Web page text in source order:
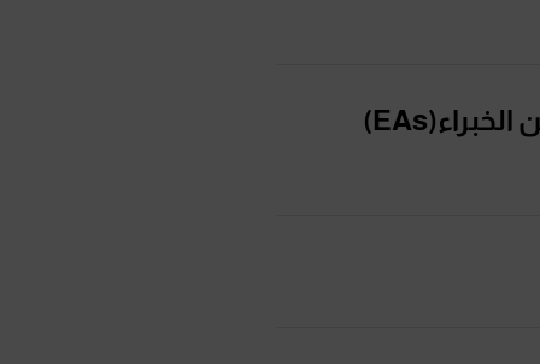
هل يمكنني استخدام أنظمة التداول الآلية أو خدمة المستشارين الخبراء(EAs)